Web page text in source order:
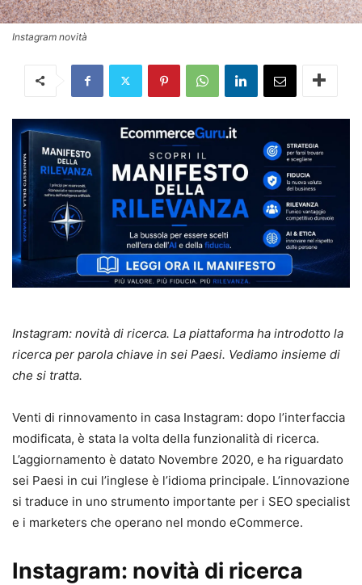
Instagram novità
Instagram: novità di ricerca. La piattaforma ha introdotto la
ricerca per parola chiave in sei Paesi. Vediamo insieme di
che si tratta.
Venti di rinnovamento in casa Instagram: dopo l’interfaccia
modificata, è stata la volta della funzionalità di ricerca.
L’aggiornamento è datato Novembre 2020, e ha riguardato
sei Paesi in cui l’inglese è l’idioma principale. L’innovazione
si traduce in uno strumento importante per i SEO specialist
e i marketers che operano nel mondo eCommerce.
Instagram: novità di ricerca